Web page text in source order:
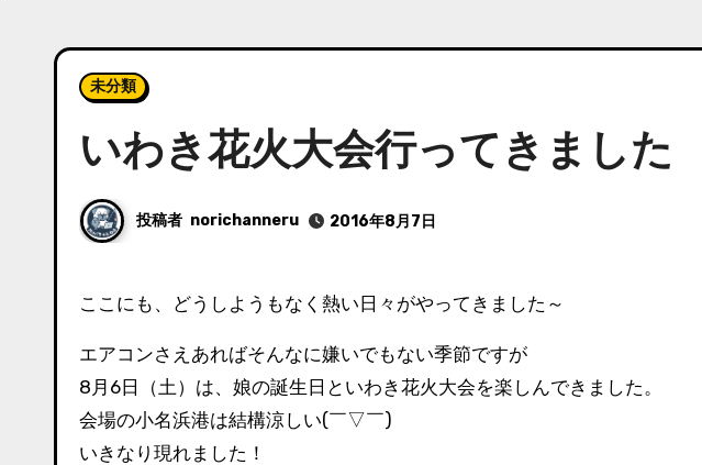
未分類
いわき花火大会行ってきました
投稿者 norichanneru 2016年8月7日
ここにも、どうしようもなく熱い日々がやってきました～
エアコンさえあればそんなに嫌いでもない季節ですが
8月6日（土）は、娘の誕生日といわき花火大会を楽しんできました。
会場の小名浜港は結構涼しい(￣▽￣)
いきなり現れました！